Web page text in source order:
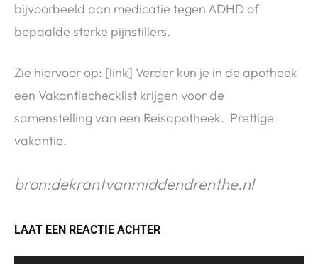
bijvoorbeeld aan medicatie tegen ADHD of
bepaalde sterke pijnstillers.
Zie hiervoor op: [link] Verder kun je in de apotheek
een Vakantiechecklist krijgen voor de
samenstelling van een Reisapotheek. Prettige
vakantie.
bron:dekrantvanmiddendrenthe.nl
LAAT EEN REACTIE ACHTER